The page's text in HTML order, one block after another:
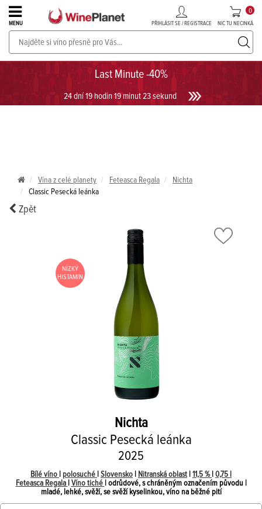
Last Minute -40%
24 dní 19 hodin 19 minut 23 sekund
MENU PŘIHLÁSIT SE / REGISTRACE NIC TU NECINKÁ
0
PROSECCO v akci až do -30%!UKÁZAT PROSECCO
Vína z celé planety Feteasca Regala
Nichta
Classic Pesecká leánka
Zpět
NÍZKÝ
HISTAMIN
Nichta
Classic Pesecká leánka
2025
Bílé víno polosuché Slovensko Nitranská oblast 11,5 % 0,75 l
Feteasca Regala
Víno tiché
| odrůdové, s chráněným označením původu |
mladé, lehké, svěží, se svěží kyselinkou, víno na běžné pití